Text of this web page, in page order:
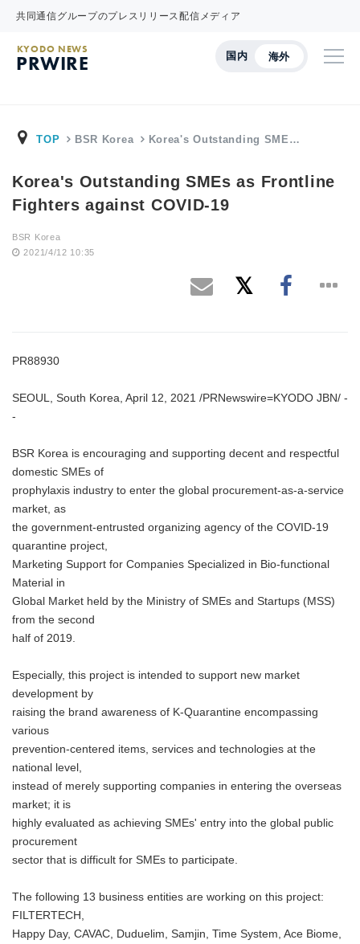
共同通信グループのプレスリリース配信メディア
国内 海外
KYODO NEWS
PRWIRE
TOP BSR Korea Korea's Outstanding SME…
Korea's Outstanding SMEs as Frontline
Fighters against COVID-19
BSR Korea
2021/4/12 10:35
PR88930
SEOUL, South Korea, April 12, 2021 /PRNewswire=KYODO JBN/ -
-
BSR Korea is encouraging and supporting decent and respectful
domestic SMEs of
prophylaxis industry to enter the global procurement-as-a-service
market, as
the government-entrusted organizing agency of the COVID-19
quarantine project,
Marketing Support for Companies Specialized in Bio-functional
Material in
Global Market held by the Ministry of SMEs and Startups (MSS)
from the second
half of 2019.
Especially, this project is intended to support new market
development by
raising the brand awareness of K-Quarantine encompassing
various
prevention-centered items, services and technologies at the
national level,
instead of merely supporting companies in entering the overseas
market; it is
highly evaluated as achieving SMEs' entry into the global public
procurement
sector that is difficult for SMEs to participate.
The following 13 business entities are working on this project:
FILTERTECH,
Happy Day, CAVAC, Duduelim, Samjin, Time System, Ace Biome,